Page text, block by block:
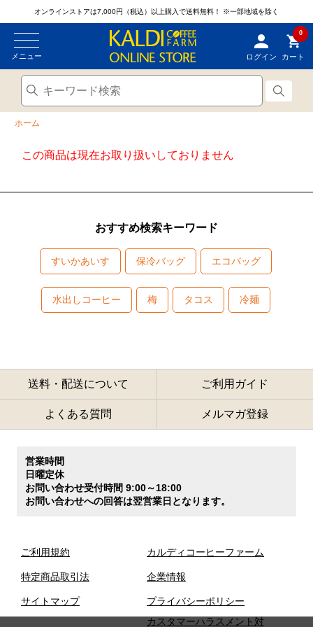
オンラインストアは7,000円（税込）以上購入で送料無料！ ※一部地域を除く
メニュー ログイン
0
カート
ホーム
この商品は現在お取り扱いしておりません
おすすめ検索キーワード
すいかあいす 保冷バッグ エコバッグ
水出しコーヒー 梅 タコス 冷麺
送料・配送について ご利用ガイド
よくある質問 メルマガ登録
営業時間
日曜定休
お問い合わせ受付時間 9:00～18:00
お問い合わせへの回答は翌営業日となります。
ご利用規約
特定商品取引法
サイトマップ
カルディコーヒーファーム
企業情報
プライバシーポリシー
カスタマーハラスメント対